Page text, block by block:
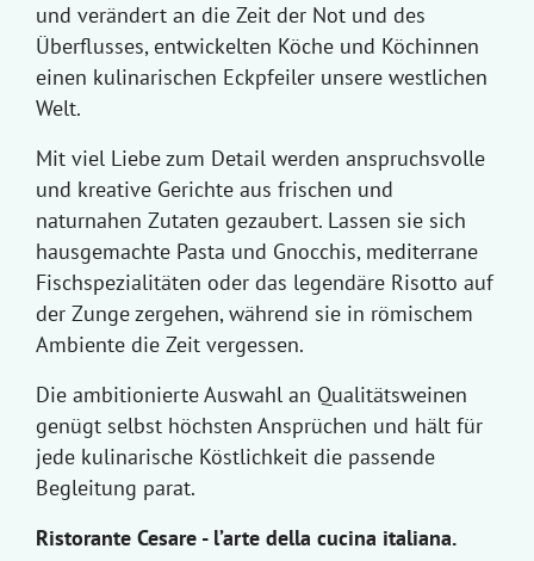
und verändert an die Zeit der Not und des
Überflusses, entwickelten Köche und Köchinnen
einen kulinarischen Eckpfeiler unsere westlichen
Welt.
Mit viel Liebe zum Detail werden anspruchsvolle
und kreative Gerichte aus frischen und
naturnahen Zutaten gezaubert. Lassen sie sich
hausgemachte Pasta und Gnocchis, mediterrane
Fischspezialitäten oder das legendäre Risotto auf
der Zunge zergehen, während sie in römischem
Ambiente die Zeit vergessen.
Die ambitionierte Auswahl an Qualitätsweinen
genügt selbst höchsten Ansprüchen und hält für
jede kulinarische Köstlichkeit die passende
Begleitung parat.
Ristorante Cesare - l’arte della cucina italiana.